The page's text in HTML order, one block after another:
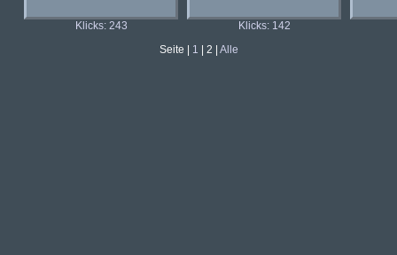
Klicks: 243 Klicks: 142
Seite | 1 | 2 | Alle